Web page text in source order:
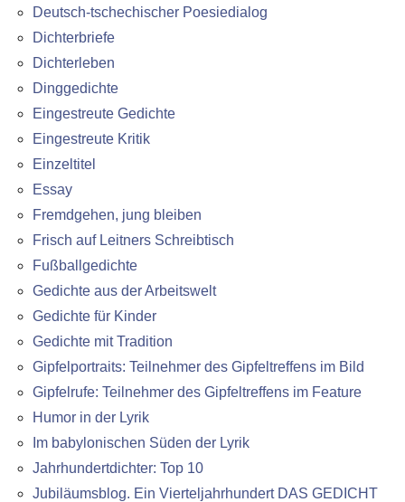
Deutsch-tschechischer Poesiedialog
Dichterbriefe
Dichterleben
Dinggedichte
Eingestreute Gedichte
Eingestreute Kritik
Einzeltitel
Essay
Fremdgehen, jung bleiben
Frisch auf Leitners Schreibtisch
Fußballgedichte
Gedichte aus der Arbeitswelt
Gedichte für Kinder
Gedichte mit Tradition
Gipfelportraits: Teilnehmer des Gipfeltreffens im Bild
Gipfelrufe: Teilnehmer des Gipfeltreffens im Feature
Humor in der Lyrik
Im babylonischen Süden der Lyrik
Jahrhundertdichter: Top 10
Jubiläumsblog. Ein Vierteljahrhundert DAS GEDICHT